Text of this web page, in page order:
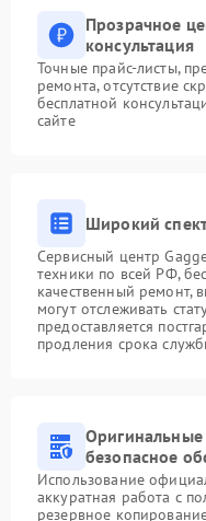
Прозрачное
консультация
Точные прайс-листы,
ремонта, отсутствие
бесплатной
сайте
Широкий
Сервисный центр
техники по всей РФ,
качественный ремонт,
могут отслеживать
предоставляется
продления срока
безопасное
Использование
аккуратная работа с
резервное